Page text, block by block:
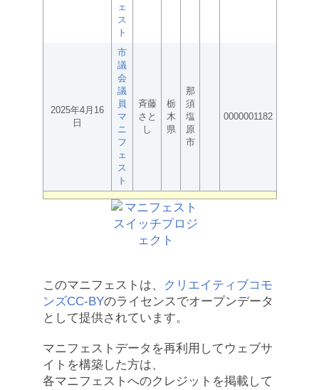
ェ
ス
ト
2025年4月16
日
市
議
会
議
員
マ
ニ
フ
ェ
ス
ト
斉藤
さと
し
栃
木
県
那
須
塩
原
市
0000001182
このマニフェストは、
クリエイティブコモ
ンズCC-BYのライセンスでオープンデータ
として提供されています。
マニフェストデータを再利用してウェブサ
イトを構築した方は、
各マニフェストへのクレジットを掲載して